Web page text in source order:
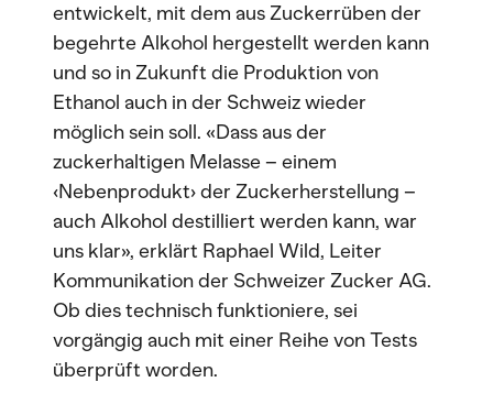
entwickelt, mit dem aus Zuckerrüben der
begehrte Alkohol hergestellt werden kann
und so in Zukunft die Produktion von
Ethanol auch in der Schweiz wieder
möglich sein soll. «Dass aus der
zuckerhaltigen Melasse – einem
‹Nebenprodukt› der Zuckerherstellung –
auch Alkohol destilliert werden kann, war
uns klar», erklärt Raphael Wild, Leiter
Kommunikation der Schweizer Zucker AG.
Ob dies technisch funktioniere, sei
vorgängig auch mit einer Reihe von Tests
überprüft worden.